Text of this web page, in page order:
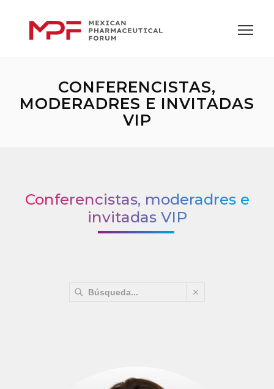
CONFERENCISTAS,
MODERADRES E INVITADAS
VIP
Conferencistas, moderadres e
invitadas VIP